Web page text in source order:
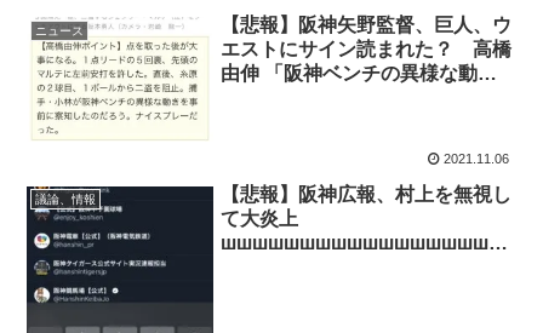
ニュース
【悲報】阪神矢野監督、巨人、ウ
エストにサイン読まれた？ 高橋
由伸 「阪神ベンチの異様な動き
2021.11.06
議論、情報
【悲報】阪神広報、村上を無視し
て大炎上
шшшшшшшшшшшшшшшшшш